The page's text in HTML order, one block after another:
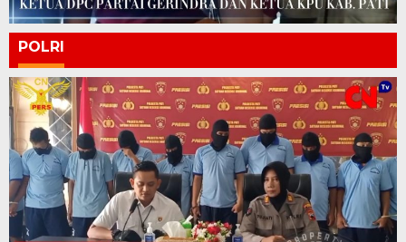
POLRI